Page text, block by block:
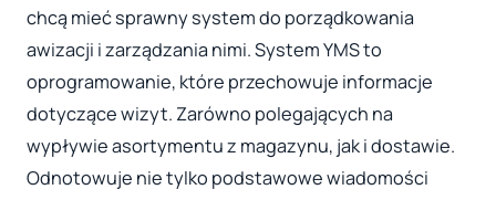
chcą mieć sprawny system do porządkowania
awizacji i zarządzania nimi. System YMS to
oprogramowanie, które przechowuje informacje
dotyczące wizyt. Zarówno polegających na
wypływie asortymentu z magazynu, jak i dostawie.
Odnotowuje nie tylko podstawowe wiadomości